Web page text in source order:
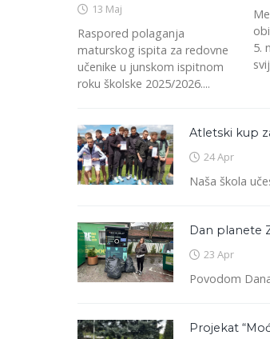
13 Maj
Raspored polaganja
maturskog ispita za redovne
učenike u junskom ispitnom
roku školske 2025/2026....
5.
Atletski kup
24 Apr
Naša škola
Dan planete
23 Apr
Povodom
Projekat